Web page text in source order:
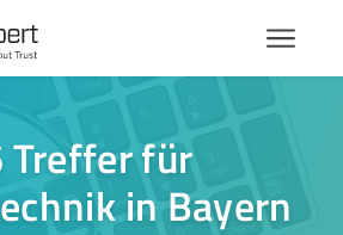
Treffer für
in Bayern